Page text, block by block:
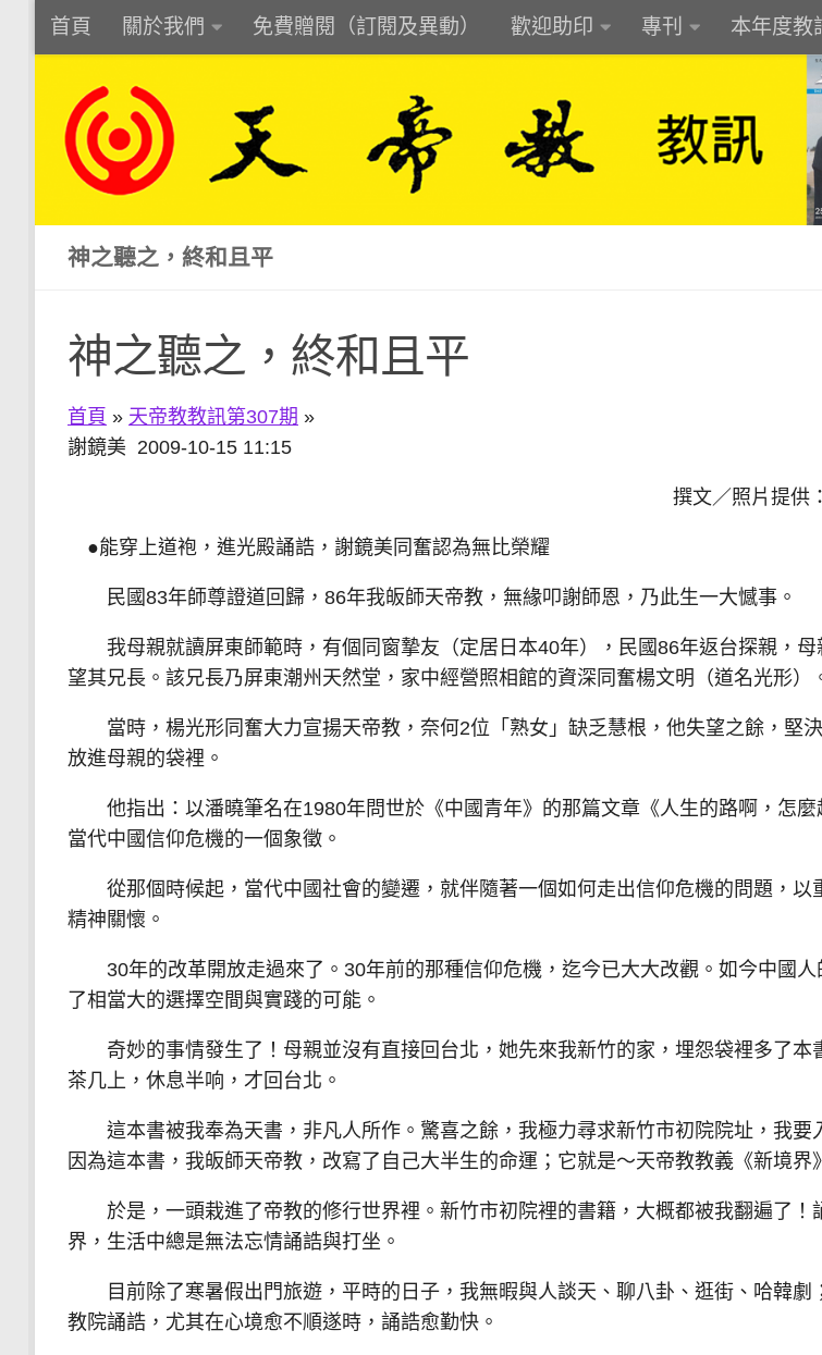
Skip to content
首頁 關於我們 免費贈閱（訂閱及異動） 歡迎助印 專刊 本年度教
神之聽之，終和且平
神之聽之，終和且平
首頁 » 天帝教教訊第307期 »
謝鏡美 2009-10-15 11:15
撰文／照片提供
●能穿上道袍，進光殿誦誥，謝鏡美同奮認為無比榮耀
民國83年師尊證道回歸，86年我皈師天帝教，無緣叩謝師恩，乃此生一大憾事。
我母親就讀屏東師範時，有個同窗摯友（定居日本40年），民國86年返台探親，母
望其兄長。該兄長乃屏東潮州天然堂，家中經營照相館的資深同奮楊文明（道名光形）
當時，楊光形同奮大力宣揚天帝教，奈何2位「熟女」缺乏慧根，他失望之餘，堅決
放進母親的袋裡。
他指出：以潘曉筆名在1980年問世於《中國青年》的那篇文章《人生的路啊，怎麼
當代中國信仰危機的一個象徵。
從那個時候起，當代中國社會的變遷，就伴隨著一個如何走出信仰危機的問題，以
精神關懷。
30年的改革開放走過來了。30年前的那種信仰危機，迄今已大大改觀。如今中國人
了相當大的選擇空間與實踐的可能。
奇妙的事情發生了！母親並沒有直接回台北，她先來我新竹的家，埋怨袋裡多了本
茶几上，休息半响，才回台北。
這本書被我奉為天書，非凡人所作。驚喜之餘，我極力尋求新竹市初院院址，我要
因為這本書，我皈師天帝教，改寫了自己大半生的命運；它就是～天帝教教義《新境界
於是，一頭栽進了帝教的修行世界裡。新竹市初院裡的書籍，大概都被我翻遍了！
界，生活中總是無法忘情誦誥與打坐。
目前除了寒暑假出門旅遊，平時的日子，我無暇與人談天、聊八卦、逛街、哈韓劇
教院誦誥，尤其在心境愈不順遂時，誦誥愈勤快。